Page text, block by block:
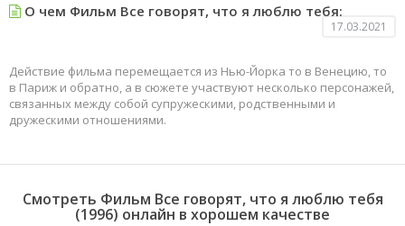
О чем Фильм Все говорят, что я люблю тебя:
17.03.2021
Действие фильма перемещается из Нью-Йорка то в Венецию, то
в Париж и обратно, а в сюжете участвуют несколько персонажей,
связанных между собой супружескими, родственными и
дружескими отношениями.
Смотреть Фильм Все говорят, что я люблю тебя
(1996) онлайн в хорошем качестве